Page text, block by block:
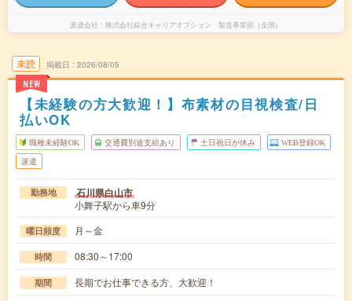
派遣会社 株式会社綜合キャリアオプション 製造事業部（全国）
未読
NEW
掲載日 2026/08/05
【未経験の方大歓迎！】布素材の目視検査/日
払いOK
職種未経験OK 交通費別途支給あり 土日祝日が休み WEB登録OK
派遣
勤務地 石川県白山市
小舞子駅から車9分
曜日頻度 月～金
時間 08:30～17:00
期間 長期でお仕事できる方、大歓迎！